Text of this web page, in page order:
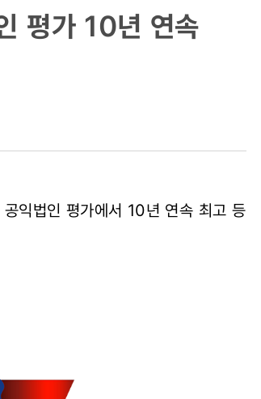
평가 10년 연속
익법인 평가에서 10년 연속 최고 등